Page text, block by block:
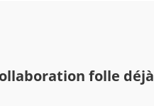
folle déjà